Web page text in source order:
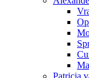
Patricia